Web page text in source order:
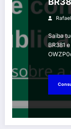
Saiba
BR381